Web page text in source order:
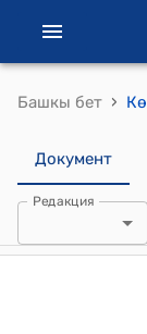
Башкы бет ›
Документ
Редакция